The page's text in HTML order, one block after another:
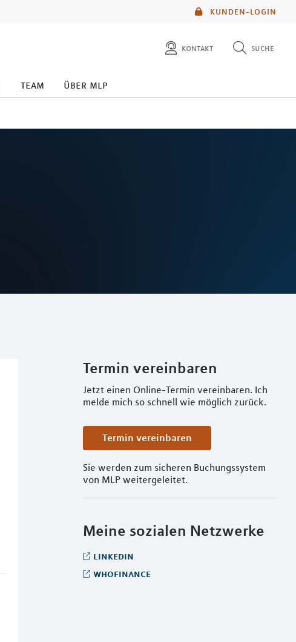
KUNDEN-LOGIN
kontakt suche
team über mlp
Termin vereinbaren
Jetzt einen Online-Termin vereinbaren. Ich
melde mich so schnell wie möglich zurück.
Termin vereinbaren
Sie werden zum sicheren Buchungssystem
von MLP weitergeleitet.
Meine sozialen Netzwerke
linkedin
whofinance